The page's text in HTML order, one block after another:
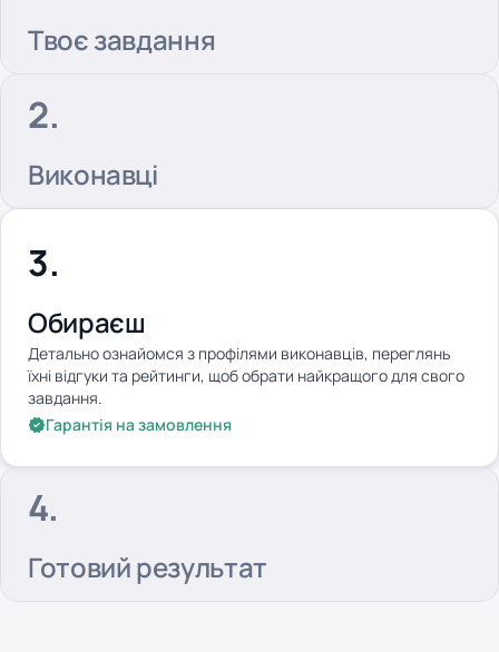
Твоє завдання
Виконавці
Обираєш
Детально ознайомся з профілями виконавців, переглянь
їхні відгуки та рейтинги, щоб обрати найкращого для свого
завдання.
Гарантія на замовлення
Готовий результат